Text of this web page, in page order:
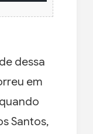
dessa
em
Santos,